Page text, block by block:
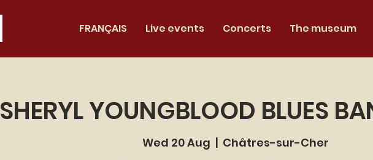
FRANÇAIS Live events Concerts The museum
SHERYL YOUNGBLOOD BLUES
Wed 20 Aug
  |
Châtres-sur-Cher